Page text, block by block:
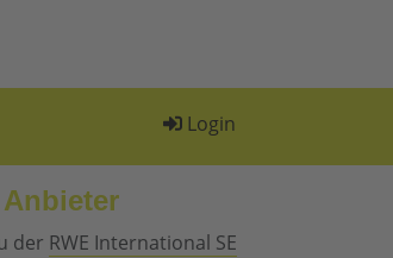
Login
der RWE International SE